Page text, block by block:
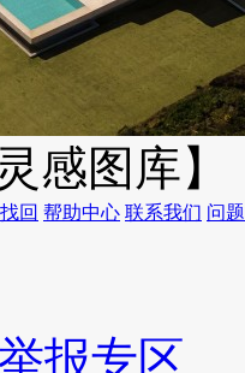
感图库】
回 帮助中心 联系我们 问
报专区